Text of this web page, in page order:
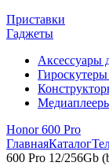
Приставки
Гаджеты
Аксессуары
Honor 600 Pro
ГлавнаяКаталог
600 Pro 12/256Gb